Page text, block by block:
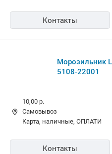
Контакты
Морозильник
5108-22001
10,00 р.
Самовывоз
карта, наличные, ОПЛАТИ
Контакты